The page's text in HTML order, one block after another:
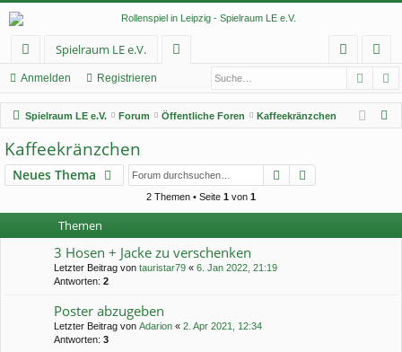
ch
ne
llz
ug
rif
f
Spielraum LE e.V.
en
m
el
ist
rie
Anmelden Registrieren
Spielraum LE e.V. Forum Öffentliche Foren Kaffeekränzchen
Kaffeekränzchen
Neues Thema Suche
2 Themen • Seite 1 von 1
Themen
3 Hosen + Jacke zu verschenken
Letzter Beitrag von tauristar79 « 6. Jan 2022, 21:19
Antworten: 2
Poster abzugeben
Letzter Beitrag von Adarion « 2. Apr 2021, 12:34
Antworten: 3